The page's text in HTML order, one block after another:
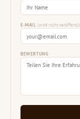
E-MAIL(wird nicht
BEWERTUNG